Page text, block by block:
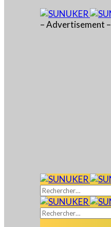
– Advertisement –
Rechercher :
Rechercher :